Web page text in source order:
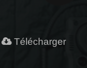
Télécharger